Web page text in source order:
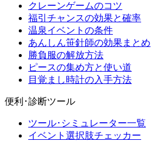
クレーンゲームのコツ
福引チャンスの効果と確率
温泉イベントの条件
あんしん笹針師の効果まとめ
勝負服の解放方法
ピースの集め方と使い道
目覚まし時計の入手方法
便利･診断ツール
ツール･シミュレーター一覧
イベント選択肢チェッカー